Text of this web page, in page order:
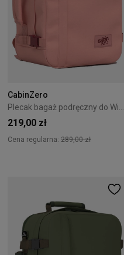
CabinZero
Plecak bagaż podręczny do Wizzair Cabin Zero Classic 28L Macaroon pink
219,00 zł
Cena regularna: 289,00 zł